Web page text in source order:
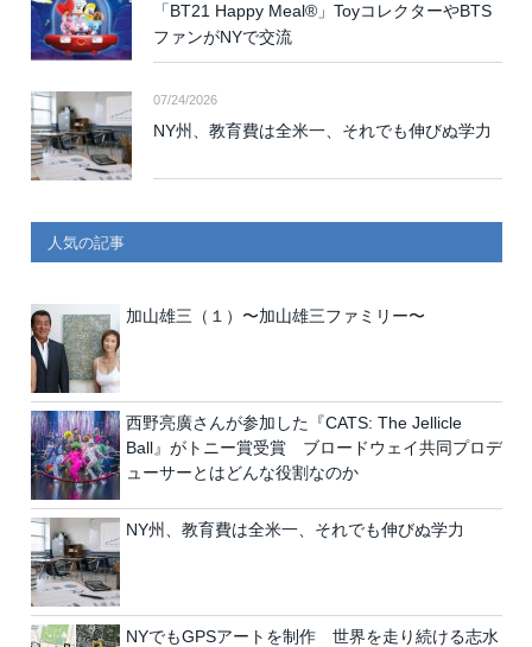
「BT21 Happy Meal®」ToyコレクターやBTS
ファンがNYで交流
07/24/2026
NY州、教育費は全米一、それでも伸びぬ学力
人気の記事
加山雄三（１）〜加山雄三ファミリー〜
西野亮廣さんが参加した『CATS: The Jellicle
Ball』がトニー賞受賞 ブロードウェイ共同プロデ
ューサーとはどんな役割なのか
NY州、教育費は全米一、それでも伸びぬ学力
NYでもGPSアートを制作 世界を走り続ける志水